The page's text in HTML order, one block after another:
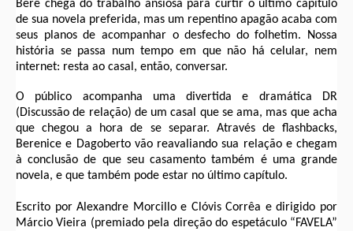
Berê chega do trabalho ansiosa para curtir o último capítulo
de sua novela preferida, mas um repentino apagão acaba com
seus planos de acompanhar o desfecho do folhetim. Nossa
história se passa num tempo em que não há celular, nem
internet: resta ao casal, então, conversar.
O público acompanha uma divertida e dramática DR
(Discussão de relação) de um casal que se ama, mas que acha
que chegou a hora de se separar. Através de flashbacks,
Berenice e Dagoberto vão reavaliando sua relação e chegam
à conclusão de que seu casamento também é uma grande
novela, e que também pode estar no último capítulo.
Escrito por Alexandre Morcillo e Clóvis Corrêa e dirigido por
Márcio Vieira (premiado pela direção do espetáculo “FAVELA”